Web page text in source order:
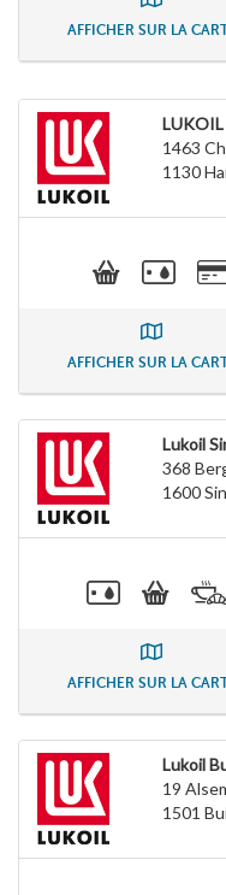
AFFICHER SUR LA
LUKOIL
1463
1130
AFFICHER SUR LA
Lukoil
368
1600
AFFICHER SUR LA
Lukoil
19
1501